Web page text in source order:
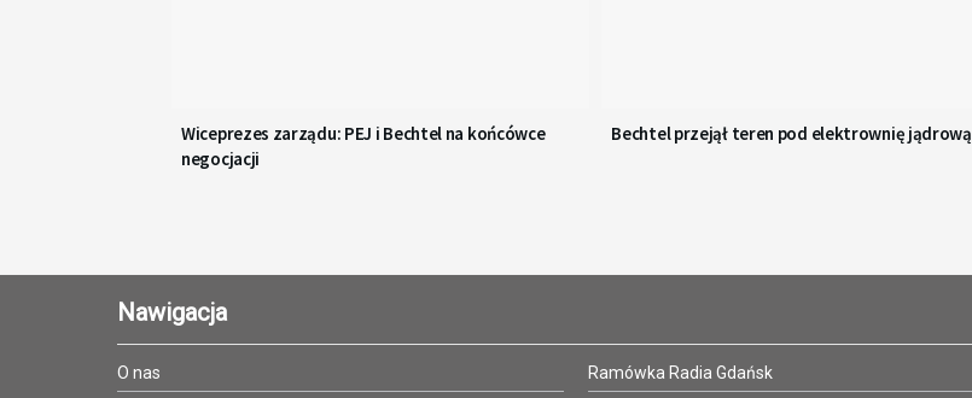
Wiceprezes zarządu: PEJ i Bechtel na końcówce
negocjacji
Bechtel przejął teren pod elektrownię jądrową
Nawigacja
O nas Ramówka Radia Gdańsk